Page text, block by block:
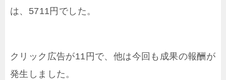
は、5711円でした。
クリック広告が11円で、他は今回も成果の報酬が
発生しました。